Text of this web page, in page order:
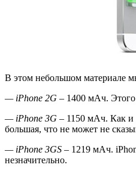
В этом небольшом материале
— iPhone 2G – 1400 мАч. Этого
— iPhone 3G – 1150 мАч. Как и
большая, что не может не
— iPhone 3GS – 1219 мАч.
незначительно.